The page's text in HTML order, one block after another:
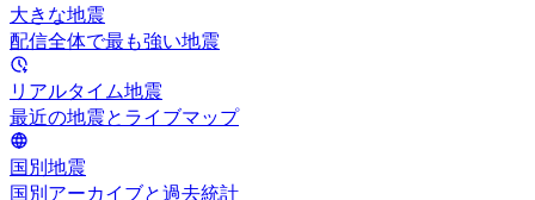
大きな地震
配信全体で最も強い地震
リアルタイム地震
最近の地震とライブマップ
国別地震
国別アーカイブと過去統計